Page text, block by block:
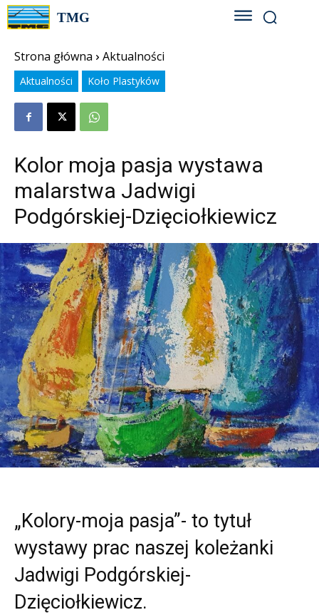
TMG
Strona główna Aktualności
Aktualności Koło Plastyków
Kolor moja pasja wystawa
malarstwa Jadwigi
Podgórskiej-Dzięciołkiewicz
„Kolory-moja pasja”- to tytuł
wystawy prac naszej koleżanki
Jadwigi Podgórskiej-
Dzięciołkiewicz.